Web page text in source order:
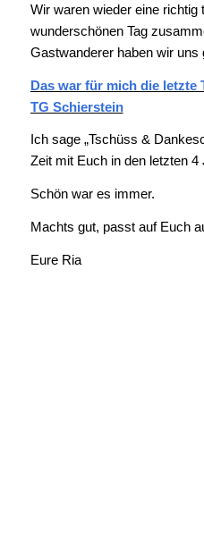
Wir waren wieder eine richtig
wunderschönen Tag
Gastwanderer haben wir uns
Das war für mich die letzte
TG Schierstein
Ich sage „Tschüss &
Zeit mit Euch in den letzten 4
Schön war es immer.
Machts gut, passt auf Euch
Eure Ria